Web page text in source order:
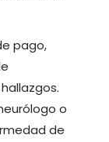
pago,
o
de